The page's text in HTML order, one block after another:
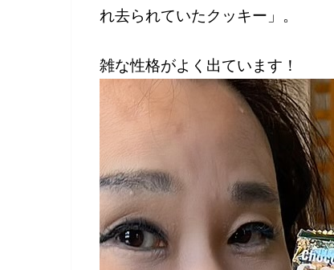
れ去られていたクッキー」。
雑な性格がよく出ています！